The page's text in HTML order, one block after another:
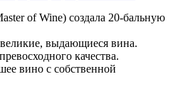
of Wine) создала 20-бальную
выдающиеся вина.
качества.
вино с собственной